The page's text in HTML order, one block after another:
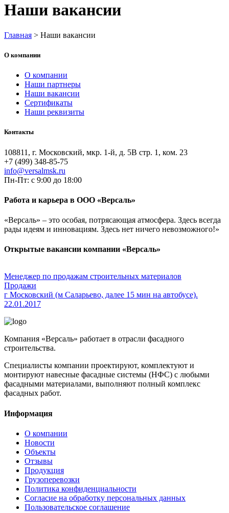
Наши вакансии
Главная > Наши вакансии
О компании
О компании
Наши партнеры
Наши вакансии
Сертификаты
Наши реквизиты
Контакты
108811, г. Московский, мкр. 1-й, д. 5В стр. 1, ком. 23
+7 (499) 348-85-75
info@versalmsk.ru
Пн-Пт: с 9:00 до 18:00
Работа и карьера в ООО «Версаль»
«Версаль» – это особая, потрясающая атмосфера. Здесь всегда
рады идеям и инновациям. Здесь нет ничего невозможного!»
Открытые вакансии компании «Версаль»
Менеджер по продажам строительных материалов
Продажи
г Московский (м Саларьево, далее 15 мин на автобусе).
22.01.2017
Компания «Версаль» работает в отрасли фасадного
строительства.
Специалисты компании проектируют, комплектуют и
монтируют навесные фасадные системы (НФС) с любыми
фасадными материалами, выполняют полный комплекс
фасадных работ.
Информация
О компании
Новости
Объекты
Отзывы
Продукция
Грузоперевозки
Политика конфиденциальности
Согласие на обработку персональных данных
Пользовательское соглашение